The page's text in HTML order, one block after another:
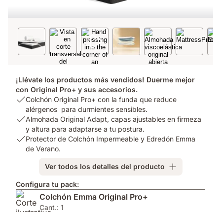
¡Llévate los productos más vendidos! Duerme mejor
con Original Pro+ y sus accesorios.
USP
Colchón
Original
Pro+
con
reduce
alérgenos
para
Colchón Original Pro+ con la funda que reduce
alérgenos para durmientes sensibles.
USP
Almohada
Original
en
firmeza
y
Almohada Original Adapt, capas ajustables en firmeza
y altura para adaptarse a tu postura.
USP
Impermeable
y
Edredón
Protector de Colchón Impermeable y Edredón Emma
de Verano.
Ver todos los detalles del producto
Configura tu pack:
Colchón Emma Original Pro+
Cant.: 1